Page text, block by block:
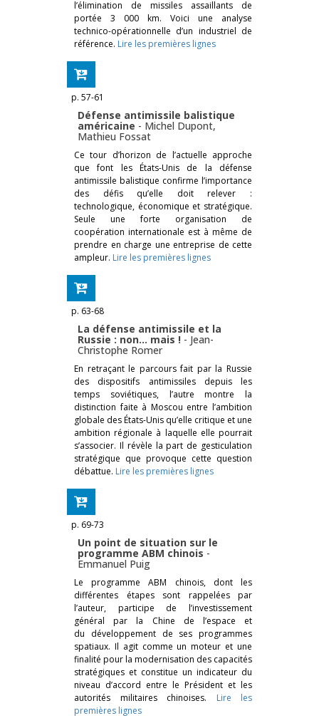
l’élimination de missiles assaillants de
portée 3 000 km. Voici une analyse
technico-­opérationnelle d’un industriel de
référence. Lire les premières lignes
p. 57-61
Défense antimissile balistique
américaine - Michel Dupont,
Mathieu Fossat
Ce tour d’horizon de l’actuelle approche
que font les États-­Unis de la défense
antimissile balistique confirme l’importance
des défis qu’elle doit relever :
technologique, économique et stratégique.
Seule une forte orga­nisation de
coopération internationale est à même de
prendre en charge une entreprise de cette
ampleur. Lire les premières lignes
p. 63-68
La défense antimissile et la
Russie : non… mais ! - Jean-
Christophe Romer
En retraçant le parcours fait par la Russie
des dispositifs antimissiles depuis les
temps soviétiques, l’autre montre la
distinction faite à Moscou entre l’ambition
globale des États-­Unis qu’elle critique et une
ambition régionale à laquelle elle pourrait
s’associer. Il révèle la part de gesticulation
stratégique que provoque cette question
débattue. Lire les premières lignes
p. 69-73
Un point de situation sur le
programme ABM chinois -
Emmanuel Puig
Le programme ABM chinois, dont les
différentes étapes sont rappelées par
l’auteur, participe de l’investisse­ment
général par la Chine de l’espace et
du développement de ses programmes
spatiaux. Il agit comme un moteur et une
finalité pour la modernisation des capacités
stratégiques et constitue un indicateur du
niveau d’accord entre le Président et les
autorités militaires chinoises. Lire les
premières lignes